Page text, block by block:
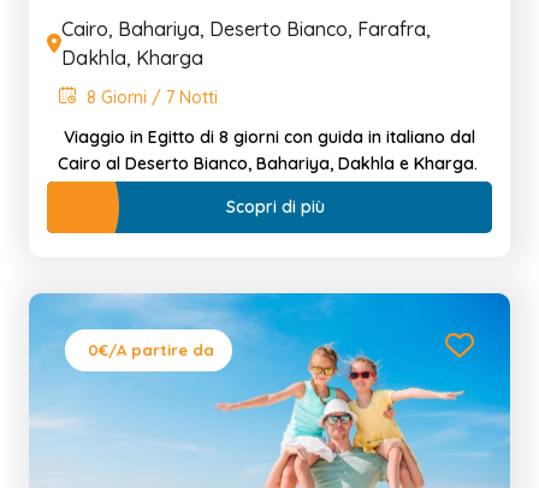
Cairo, Bahariya, Deserto Bianco, Farafra,
Dakhla, Kharga
8 Giorni / 7 Notti
Viaggio in Egitto di 8 giorni con guida in italiano dal
Cairo al Deserto Bianco, Bahariya, Dakhla e Kharga.
Scopri di più
0€/A partire da